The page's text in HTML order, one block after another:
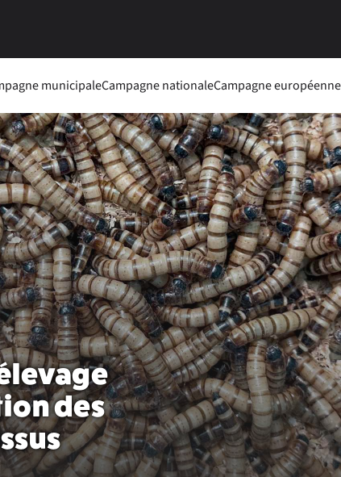
municipaleCampagne nationaleCampagne européenne
des